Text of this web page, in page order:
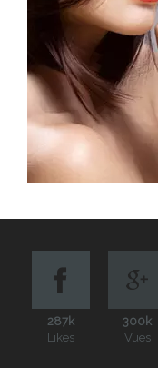
287k
Likes
300k
Vues